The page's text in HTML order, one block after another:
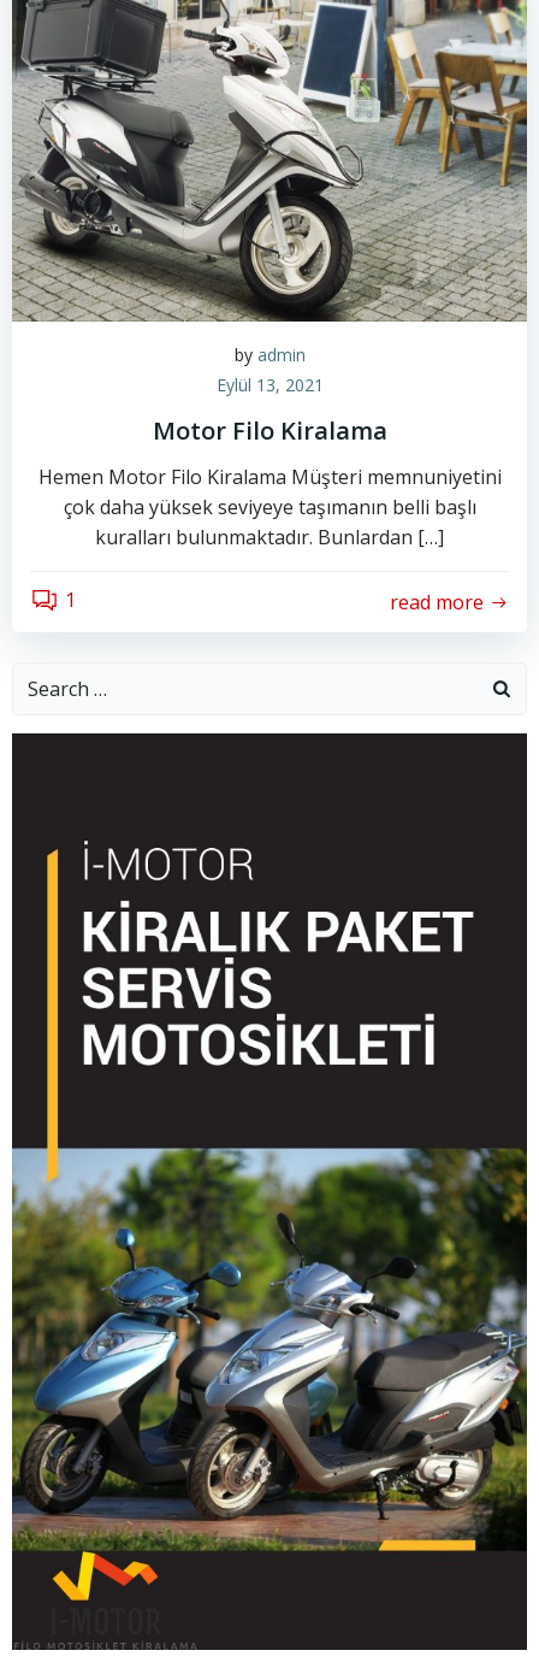
by admin
Eylül 13, 2021
Motor Filo Kiralama
Hemen Motor Filo Kiralama Müşteri memnuniyetini
çok daha yüksek seviyeye taşımanın belli başlı
kuralları bulunmaktadır. Bunlardan […]
1 read more
Search